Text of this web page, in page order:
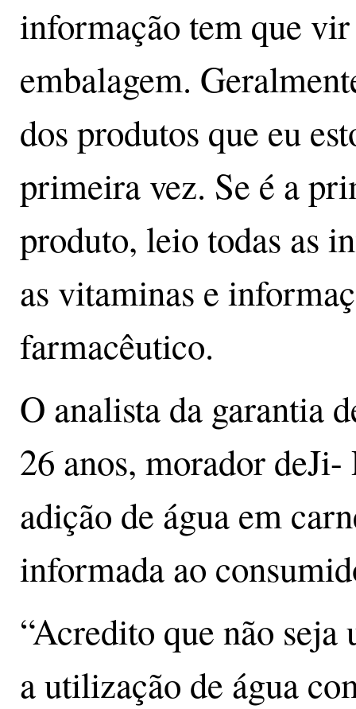
informação tem que
embalagem.
dos produtos que eu
primeira vez. Se é a
produto, leio todas as
as vitaminas e
farmacêutico.
O analista da garantia
26 anos, morador
adição de água em
informada ao
“Acredito que não
a utilização de água